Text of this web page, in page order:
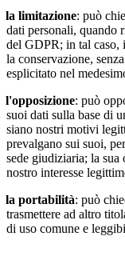
la limitazione: può
dati personali, quando
del GDPR; in tal caso,
la conservazione,
esplicitato nel
l'opposizione: può
suoi dati sulla base di
siano nostri motivi
prevalgano sui suoi,
sede giudiziaria; la sua
nostro interesse
la portabilità: può
trasmettere ad altro
di uso comune e